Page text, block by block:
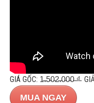
GIÁ GỐC: 1̵.̵5̵0̵2̵.̵0̵0̵0̵ ̵₫̵
MUA NGAY